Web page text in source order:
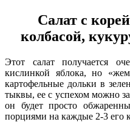
Салат с
колбасой,
Этот салат получается
кислинкой яблока, но
картофельные дольки в
тыквы, ее с успехом можно
он будет просто
порциями на каждые 2-3 его